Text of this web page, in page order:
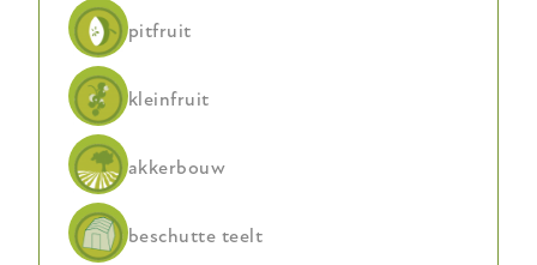
pitfruit
kleinfruit
akkerbouw
beschutte teelt